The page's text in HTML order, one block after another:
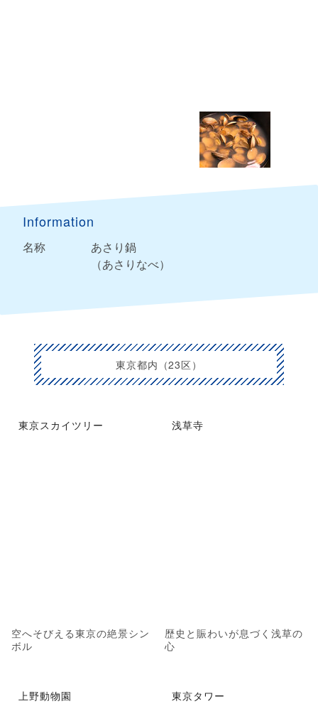
Information
名称
あさり鍋
（あさりなべ）
東京都内（23区）
東京スカイツリー
空へそびえる東京の絶景シン
ボル
浅草寺
歴史と賑わいが息づく浅草の
心
上野動物園 東京タワー